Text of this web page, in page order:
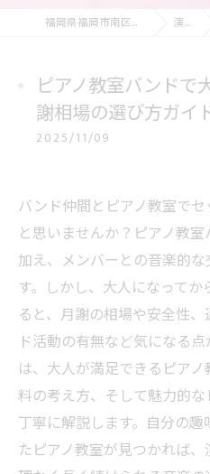
福岡県福岡市南区のピアノ教室ならRose Piano Studio 演奏の動画
ピアノ教室バンドで
謝相場の選び方ガイ
2025/11/09
バンド仲間とピアノ教室で
と思いませんか？ピアノ教
加え、メンバーとの音楽的
す。しかし、大人になって
ると、月謝の相場や安全性
ド活動の有無など気になる
は、大人が満足できるピア
料の考え方、そして魅力的
丁寧に解説します。自分の
たピアノ教室が見つかれば